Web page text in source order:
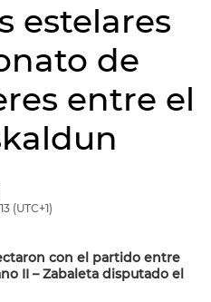
estelares
de
entre el
(UTC+1)
con el partido entre
II – Zabaleta disputado el